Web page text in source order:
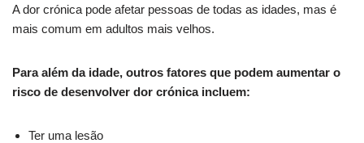
A dor crónica pode afetar pessoas de todas as idades, mas é
mais comum em adultos mais velhos.
Para além da idade, outros fatores que podem aumentar o
risco de desenvolver dor crónica incluem:
Ter uma lesão